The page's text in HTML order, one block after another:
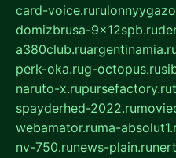
card-voice.ru
domizbrusa-9x12spb.ru
a380club.ru
perk-oka.rug-octopus.ru
naruto-x.rupursefactory.ru
spayderhed-2022.ru
webamator.ruma-
nv-750.runews-plain.ru